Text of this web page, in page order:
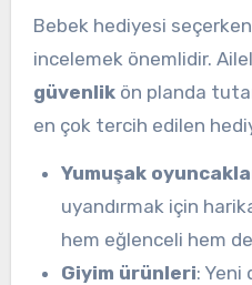
Bebek hediyesi
incelemek önemlidir.
güvenlikön planda
en çok tercih edilen
Yumuşak
uyandırmak için
hem eğlenceli hem de
Giyim ürünleri: Yeni